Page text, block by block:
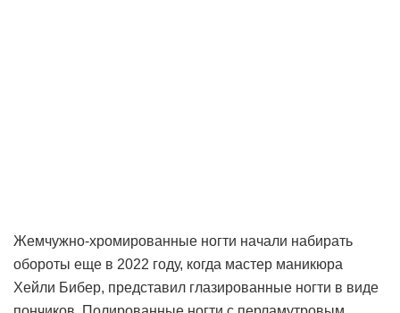
Жемчужно-хромированные ногти начали набирать
обороты еще в 2022 году, когда мастер маникюра
Хейли Бибер, представил глазированные ногти в виде